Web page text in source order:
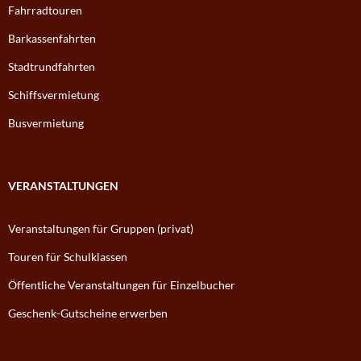
Fahrradtouren
Barkassenfahrten
Stadtrundfahrten
Schiffsvermietung
Busvermietung
VERANSTALTUNGEN
Veranstaltungen für Gruppen (privat)
Touren für Schulklassen
Öffentliche Veranstaltungen für Einzelbucher
Geschenk-Gutscheine erwerben